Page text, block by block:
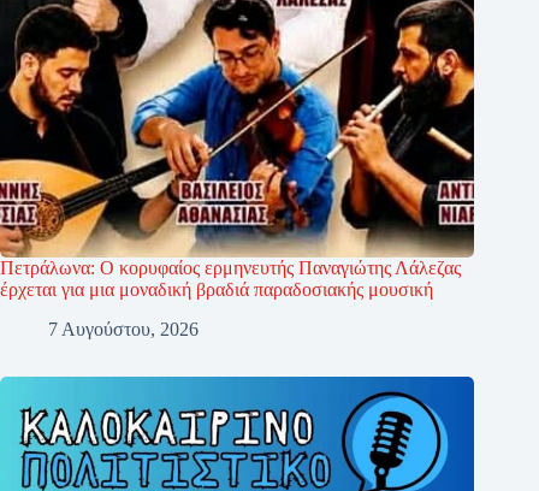
Πετράλωνα: Ο κορυφαίος ερμηνευτής Παναγιώτης Λάλεζας
έρχεται για μια μοναδική βραδιά παραδοσιακής μουσική
7 Αυγούστου, 2026